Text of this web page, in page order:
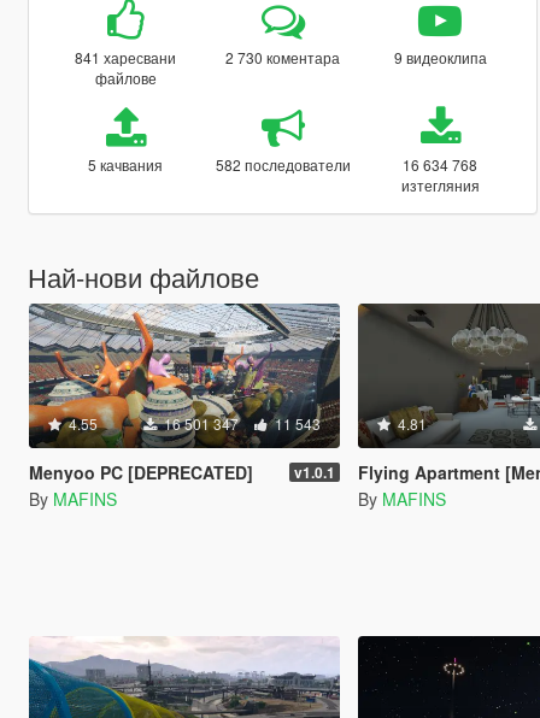
841 харесвани
файлове
2 730 коментара 9 видеоклипа
5 качвания 582 последователи
16 634 768
изтегляния
Най-нови файлове
4.55 16 501 347 11 543
Menyoo PC [DEPRECATED] v1.0.1
By MAFINS
4.81
Flying Apartment
By MAFINS